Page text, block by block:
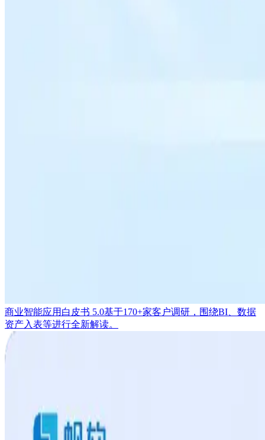
商业智能应用白皮书 5.0基于170+家客户调研，围绕BI、数据
资产入表等进行全新解读。